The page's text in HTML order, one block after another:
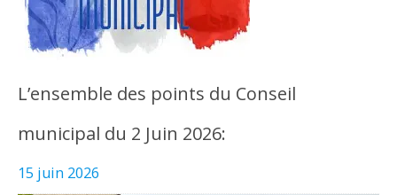
L’ensemble des points du Conseil
municipal du 2 Juin 2026:
15 juin 2026